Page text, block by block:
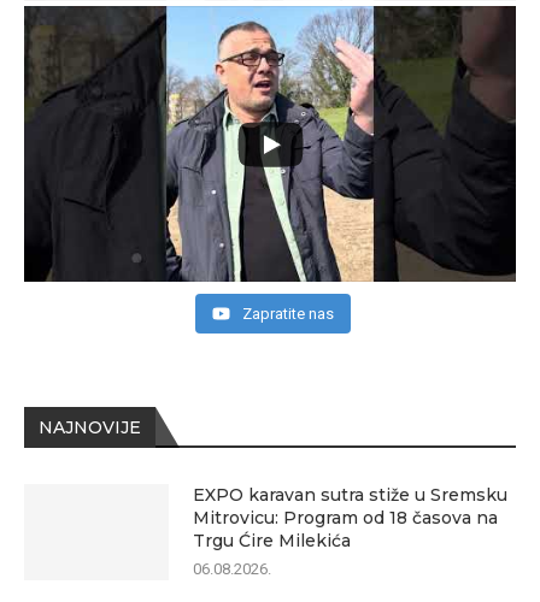
NAJNOVIJE
EXPO karavan sutra stiže u Sremsku
Mitrovicu: Program od 18 časova na
Trgu Ćire Milekića
06.08.2026.
Zapratite nas